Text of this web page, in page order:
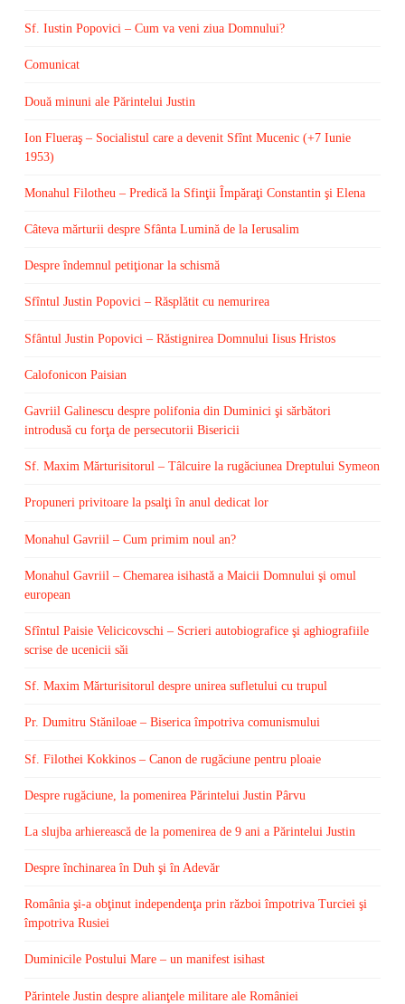
Sf. Iustin Popovici – Cum va veni ziua Domnului?
Comunicat
Două minuni ale Părintelui Justin
Ion Flueraş – Socialistul care a devenit Sfînt Mucenic (+7 Iunie
1953)
Monahul Filotheu – Predică la Sfinţii Împăraţi Constantin şi Elena
Câteva mărturii despre Sfânta Lumină de la Ierusalim
Despre îndemnul petiţionar la schismă
Sfîntul Justin Popovici – Răsplătit cu nemurirea
Sfântul Justin Popovici – Răstignirea Domnului Iisus Hristos
Calofonicon Paisian
Gavriil Galinescu despre polifonia din Duminici şi sărbători
introdusă cu forţa de persecutorii Bisericii
Sf. Maxim Mărturisitorul – Tâlcuire la rugăciunea Dreptului Symeon
Propuneri privitoare la psalţi în anul dedicat lor
Monahul Gavriil – Cum primim noul an?
Monahul Gavriil – Chemarea isihastă a Maicii Domnului şi omul
european
Sfîntul Paisie Velicicovschi – Scrieri autobiografice şi aghiografiile
scrise de ucenicii săi
Sf. Maxim Mărturisitorul despre unirea sufletului cu trupul
Pr. Dumitru Stăniloae – Biserica împotriva comunismului
Sf. Filothei Kokkinos – Canon de rugăciune pentru ploaie
Despre rugăciune, la pomenirea Părintelui Justin Pârvu
La slujba arhierească de la pomenirea de 9 ani a Părintelui Justin
Despre închinarea în Duh şi în Adevăr
România şi-a obţinut independenţa prin război împotriva Turciei şi
împotriva Rusiei
Duminicile Postului Mare – un manifest isihast
Părintele Justin despre alianţele militare ale României